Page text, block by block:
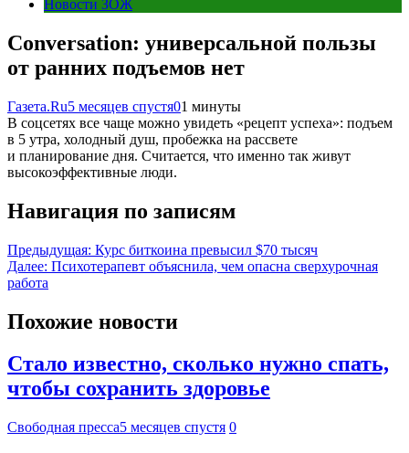
Новости ЗОЖ
Conversation: универсальной пользы
от ранних подъемов нет
Газета.Ru5 месяцев спустя01 минуты
В соцсетях все чаще можно увидеть «рецепт успеха»: подъем
в 5 утра, холодный душ, пробежка на рассвете
и планирование дня. Считается, что именно так живут
высокоэффективные люди.
Навигация по записям
Предыдущая: Курс биткоина превысил $70 тысяч
Далее: Психотерапевт объяснила, чем опасна сверхурочная
работа
Похожие новости
Стало известно, сколько нужно спать,
чтобы сохранить здоровье
Свободная пресса5 месяцев спустя 0